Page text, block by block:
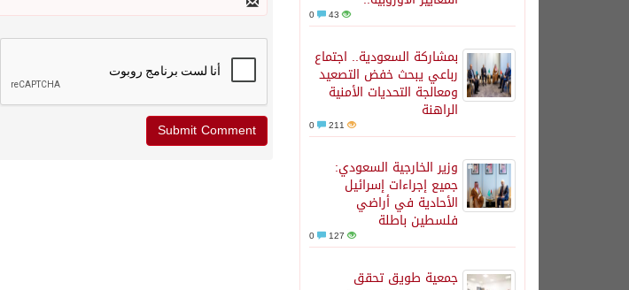
43
بمشاركة السعودية.. اجتماع
رباعي يبحث خفض التصعيد
ومعالجة التحديات الأمنية
الراهنة
211
وزير الخارجية السعودي:
جميع إجراءات إسرائيل
الأحادية في أراضي
فلسطين باطلة
127
جمعية طويق تحقق